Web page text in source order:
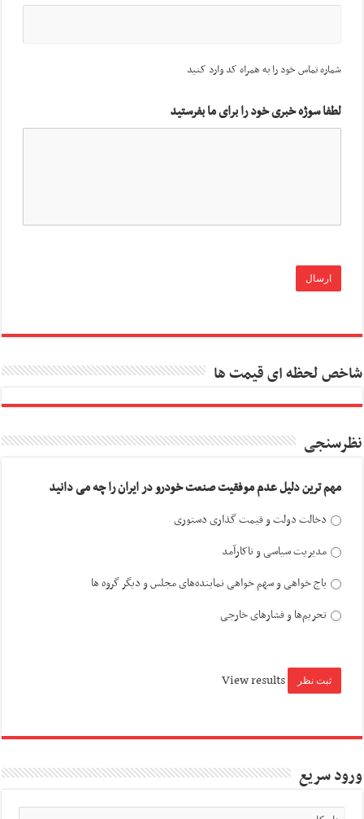
شماره تماس خود را به همراه کد وارد کنید
لطفا سوژه خبری خود را برای ما بفرستید
شاخص لحظه ای قیمت ها
نظرسنجی
مهم ترین دلیل عدم موفقیت صنعت خودرو در ایران را چه می دانید
دخالت دولت و قیمت گذاری دستوری
مدیریت سیاسی و ناکارآمد
باج خواهی و سهم خواهی نماینده‌های مجلس و دیگر گروه ها
تحریم‌ها و فشارهای خارجی
View results
ورود سریع